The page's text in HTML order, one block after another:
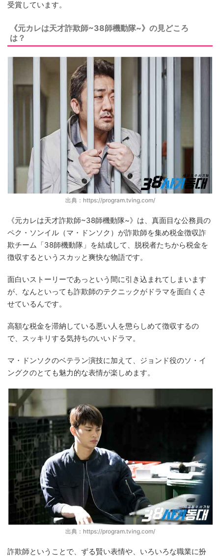
受賞しています。
《元カレは天才詐欺師~38師機動隊~》の見どころ
は？
出典：https://program.tving.com/
《元カレは天才詐欺師~38師機動隊~》は、真面目な公務員の
ペク・ソンイル（マ・ドンソク）が詐欺師を集め税金徴収詐
欺チーム「38師機動隊」を結成して、脱税者たちから税金を
徴収するというスカッと爽快な物語です。
面白いストーリーであっという間に引き込まれてしまいます
が、なんといっても詐欺師のテクニックがドラマを面白くさ
せているんです。
高額な税金を滞納している悪い人を懲らしめて徴収するの
で、スッキリする気持ちのいいドラマ。
マ・ドンソクのベテラン演技に加えて、ジョンド役のソ・イ
ングクのとても魅力的な表情が楽しめます。
出典：https://program.tving.com/
詐欺師ということで、ずる賢い表情や、いろいろな職業に扮